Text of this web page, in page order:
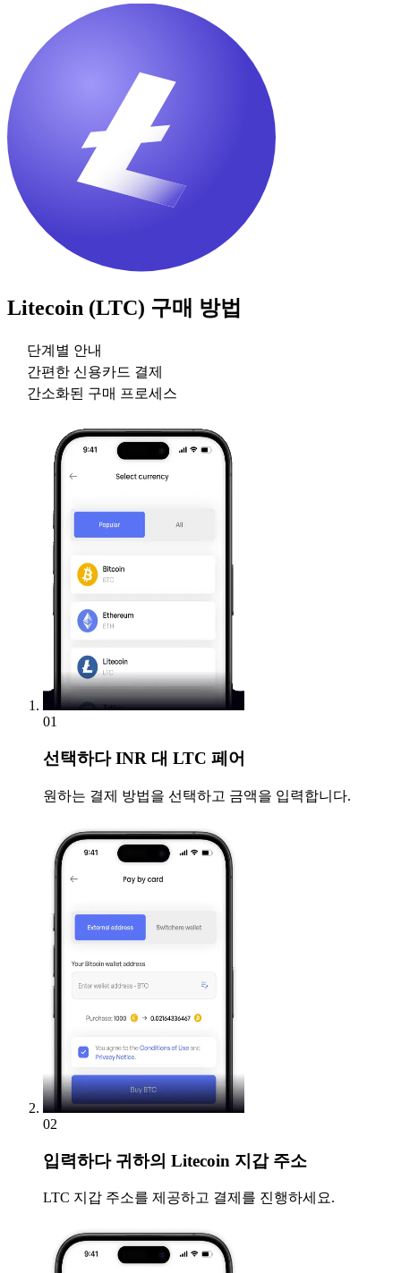
Litecoin (LTC) 구매 방법
단계별 안내
간편한 신용카드 결제
간소화된 구매 프로세스
01
선택하다INR 대 LTC 페어
원하는 결제 방법을 선택하고 금액을 입력합니다.
02
입력하다귀하의 Litecoin 지갑 주소
LTC 지갑 주소를 제공하고 결제를 진행하세요.